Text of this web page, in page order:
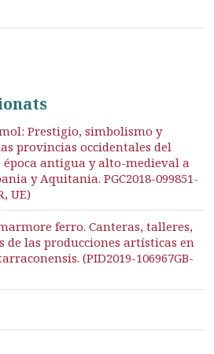
Prestigio, simbolismo y
provincias occidentales del
antigua y alto-medieval a
y Aquitania. PGC2018-099851-
UE)
ferro. Canteras, talleres,
de las producciones artísticas en
(PID2019-106967GB-